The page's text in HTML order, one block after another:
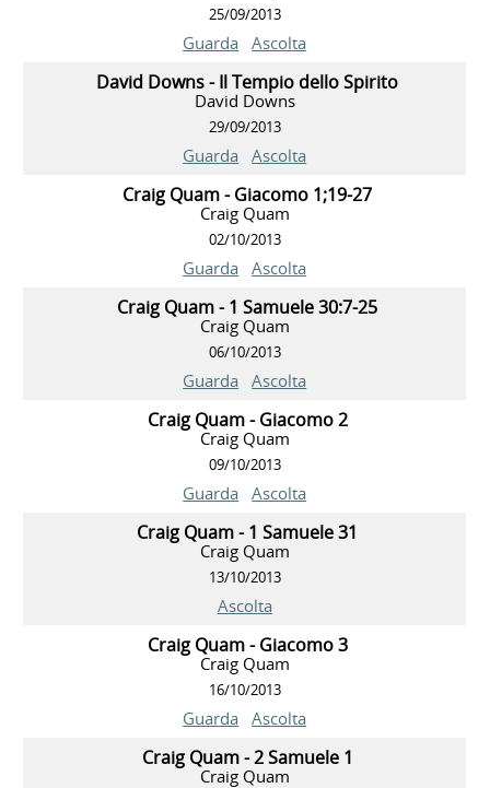
25/09/2013
Guarda Ascolta
David Downs - Il Tempio dello Spirito
David Downs
29/09/2013
Guarda Ascolta
Craig Quam - Giacomo 1;19-27
Craig Quam
02/10/2013
Guarda Ascolta
Craig Quam - 1 Samuele 30:7-25
Craig Quam
06/10/2013
Guarda Ascolta
Craig Quam - Giacomo 2
Craig Quam
09/10/2013
Guarda Ascolta
Craig Quam - 1 Samuele 31
Craig Quam
13/10/2013
Ascolta
Craig Quam - Giacomo 3
Craig Quam
16/10/2013
Guarda Ascolta
Craig Quam - 2 Samuele 1
Craig Quam